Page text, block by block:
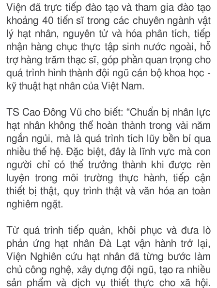
Viện đã trực tiếp đào tạo và tham gia đào tạo
khoảng 40 tiến sĩ trong các chuyên ngành vật
lý hạt nhân, nguyên tử và hóa phân tích, tiếp
nhận hàng chục thực tập sinh nước ngoài, hỗ
trợ hàng trăm thạc sĩ, góp phần quan trọng cho
quá trình hình thành đội ngũ cán bộ khoa học -
kỹ thuật hạt nhân của Việt Nam.
TS Cao Đông Vũ cho biết: “Chuẩn bị nhân lực
hạt nhân không thể hoàn thành trong vài năm
ngắn ngủi, mà là quá trình tích lũy bền bỉ qua
nhiều thế hệ. Đặc biệt, đây là lĩnh vực mà con
người chỉ có thể trưởng thành khi được rèn
luyện trong môi trường thực hành, tiếp cận
thiết bị thật, quy trình thật và văn hóa an toàn
nghiêm ngặt.
Từ quá trình tiếp quản, khôi phục và đưa lò
phản ứng hạt nhân Đà Lạt vận hành trở lại,
Viện Nghiên cứu hạt nhân đã từng bước làm
chủ công nghệ, xây dựng đội ngũ, tạo ra nhiều
sản phẩm và dịch vụ thiết thực cho xã hội.